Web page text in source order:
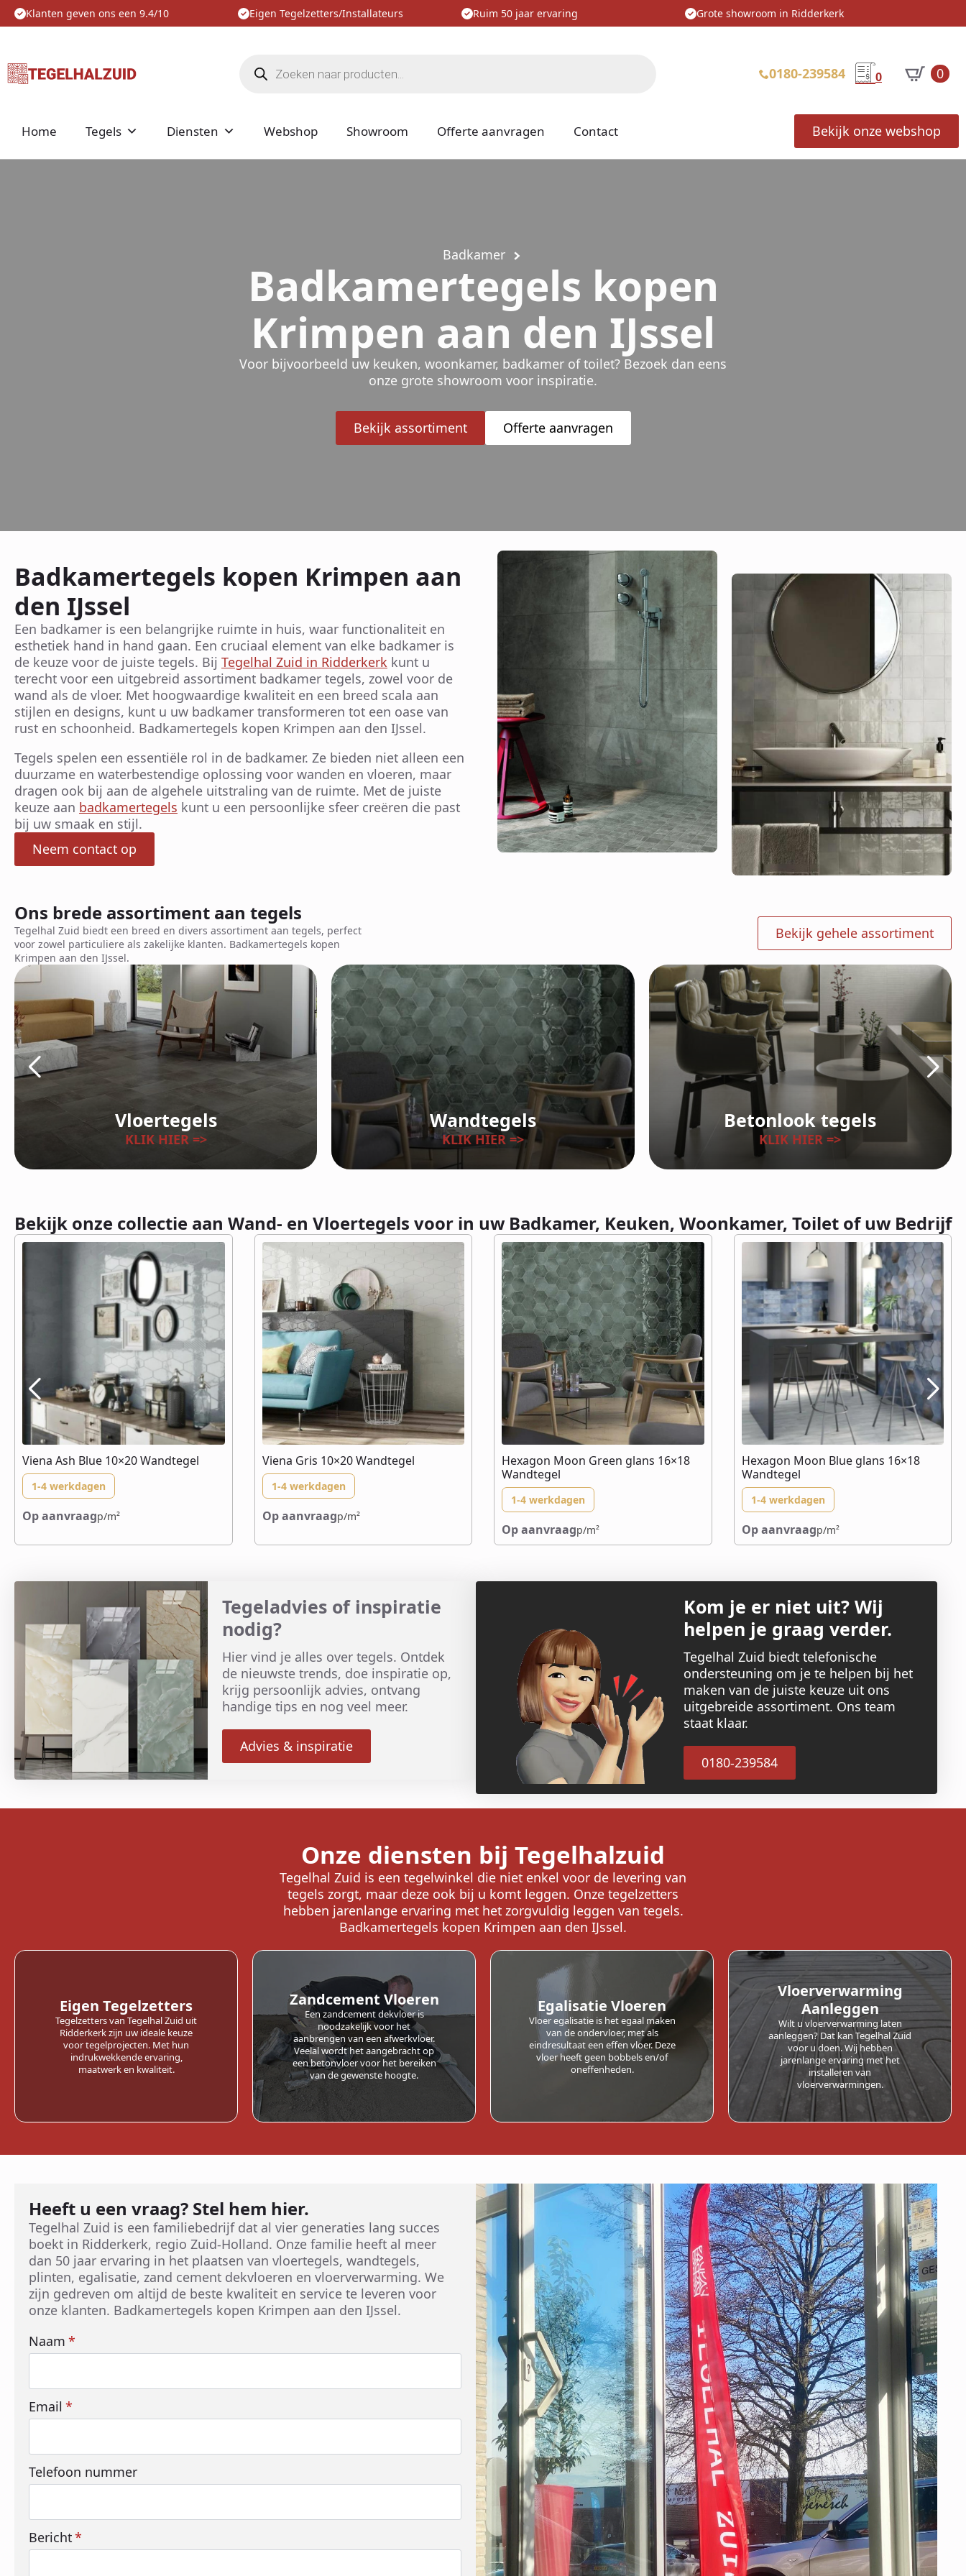
Klanten geven ons een 9.4/10 Eigen Tegelzetters/Installateurs Ruim 50 jaar ervaring Grote showroom in Ridderkerk
zoeken
0180-239584 0 0
Home Tegels Diensten Webshop Showroom Offerte aanvragen Contact Bekijk onze webshop
Badkamer
Badkamertegels kopen
Krimpen aan den IJssel
Voor bijvoorbeeld uw keuken, woonkamer, badkamer of toilet? Bezoek dan eens
onze grote showroom voor inspiratie.
Bekijk assortiment Offerte aanvragen
Badkamertegels kopen Krimpen aan
den IJssel
Een badkamer is een belangrijke ruimte in huis, waar functionaliteit en
esthetiek hand in hand gaan. Een cruciaal element van elke badkamer is
de keuze voor de juiste tegels. Bij Tegelhal Zuid in Ridderkerk kunt u
terecht voor een uitgebreid assortiment badkamer tegels, zowel voor de
wand als de vloer. Met hoogwaardige kwaliteit en een breed scala aan
stijlen en designs, kunt u uw badkamer transformeren tot een oase van
rust en schoonheid. Badkamertegels kopen Krimpen aan den IJssel.
Tegels spelen een essentiële rol in de badkamer. Ze bieden niet alleen een
duurzame en waterbestendige oplossing voor wanden en vloeren, maar
dragen ook bij aan de algehele uitstraling van de ruimte. Met de juiste
keuze aan badkamertegels kunt u een persoonlijke sfeer creëren die past
bij uw smaak en stijl.
Neem contact op
Ons brede assortiment aan tegels
Tegelhal Zuid biedt een breed en divers assortiment aan tegels, perfect
voor zowel particuliere als zakelijke klanten. Badkamertegels kopen
Krimpen aan den IJssel.
Bekijk gehele assortiment
Vloertegels
KLIK HIER =>
Wandtegels
KLIK HIER =>
Betonlook tegels
KLIK HIER =>
Bekijk onze collectie aan Wand- en Vloertegels voor in uw Badkamer, Keuken, Woonkamer, Toilet of uw Bedrijf
1-4 werkdagen
Op aanvraagp/m²
Viena Ash Blue 10×20 Wandtegel
1-4 werkdagen
Op aanvraagp/m²
Viena Gris 10×20 Wandtegel
1-4 werkdagen
Op aanvraagp/m²
Hexagon Moon Green glans 16×18
Wandtegel
1-4 werkdagen
Op aanvraagp/m²
Hexagon Moon Blue glans 16×18
Wandtegel
Tegeladvies of inspiratie
nodig?
Hier vind je alles over tegels. Ontdek
de nieuwste trends, doe inspiratie op,
krijg persoonlijk advies, ontvang
handige tips en nog veel meer.
Advies & inspiratie
Kom je er niet uit? Wij
helpen je graag verder.
Tegelhal Zuid biedt telefonische
ondersteuning om je te helpen bij het
maken van de juiste keuze uit ons
uitgebreide assortiment. Ons team
staat klaar.
0180-239584
Onze diensten bij Tegelhalzuid
Tegelhal Zuid is een tegelwinkel die niet enkel voor de levering van
tegels zorgt, maar deze ook bij u komt leggen. Onze tegelzetters
hebben jarenlange ervaring met het zorgvuldig leggen van tegels.
Badkamertegels kopen Krimpen aan den IJssel.
Eigen Tegelzetters
Tegelzetters van Tegelhal Zuid uit
Ridderkerk zijn uw ideale keuze
voor tegelprojecten. Met hun
indrukwekkende ervaring,
maatwerk en kwaliteit.
Zandcement Vloeren
Een zandcement dekvloer is
noodzakelijk voor het
aanbrengen van een afwerkvloer.
Veelal wordt het aangebracht op
een betonvloer voor het bereiken
van de gewenste hoogte.
Egalisatie Vloeren
Vloer egalisatie is het egaal maken
van de ondervloer, met als
eindresultaat een effen vloer. Deze
vloer heeft geen bobbels en/of
oneffenheden.
Vloerverwarming
Aanleggen
Wilt u vloerverwarming laten
aanleggen? Dat kan Tegelhal Zuid
voor u doen. Wij hebben
jarenlange ervaring met het
installeren van
vloerverwarmingen.
Heeft u een vraag? Stel hem hier.
Tegelhal Zuid is een familiebedrijf dat al vier generaties lang succes
boekt in Ridderkerk, regio Zuid-Holland. Onze familie heeft al meer
dan 50 jaar ervaring in het plaatsen van vloertegels, wandtegels,
plinten, egalisatie, zand cement dekvloeren en vloerverwarming. We
zijn gedreven om altijd de beste kwaliteit en service te leveren voor
onze klanten. Badkamertegels kopen Krimpen aan den IJssel.
Naam *
Email *
Telefoon nummer
Bericht*